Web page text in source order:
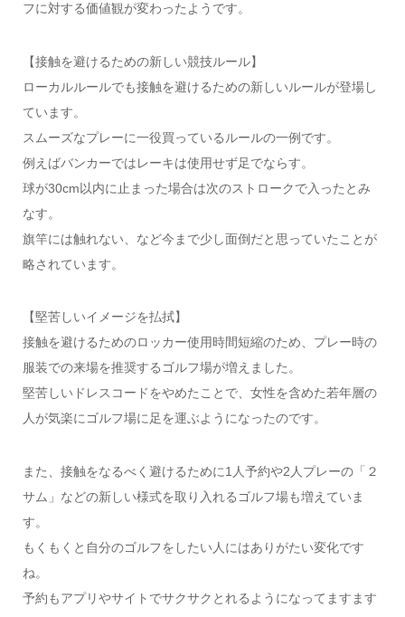
フに対する価値観が変わったようです。
【接触を避けるための新しい競技ルール】
ローカルルールでも接触を避けるための新しいルールが登場し
ています。
スムーズなプレーに一役買っているルールの一例です。
例えばバンカーではレーキは使用せず足でならす。
球が30cm以内に止まった場合は次のストロークで入ったとみ
なす。
旗竿には触れない、など今まで少し面倒だと思っていたことが
略されています。
【堅苦しいイメージを払拭】
接触を避けるためのロッカー使用時間短縮のため、プレー時の
服装での来場を推奨するゴルフ場が増えました。
堅苦しいドレスコードをやめたことで、女性を含めた若年層の
人が気楽にゴルフ場に足を運ぶようになったのです。
また、接触をなるべく避けるために1人予約や2人プレーの「２
サム」などの新しい様式を取り入れるゴルフ場も増えていま
す。
もくもくと自分のゴルフをしたい人にはありがたい変化です
ね。
予約もアプリやサイトでサクサクとれるようになってますます